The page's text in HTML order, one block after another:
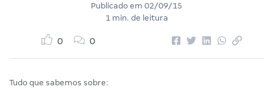
Publicado em 02/09/15
1 min. de leitura
0 0
Tudo que sabemos sobre: